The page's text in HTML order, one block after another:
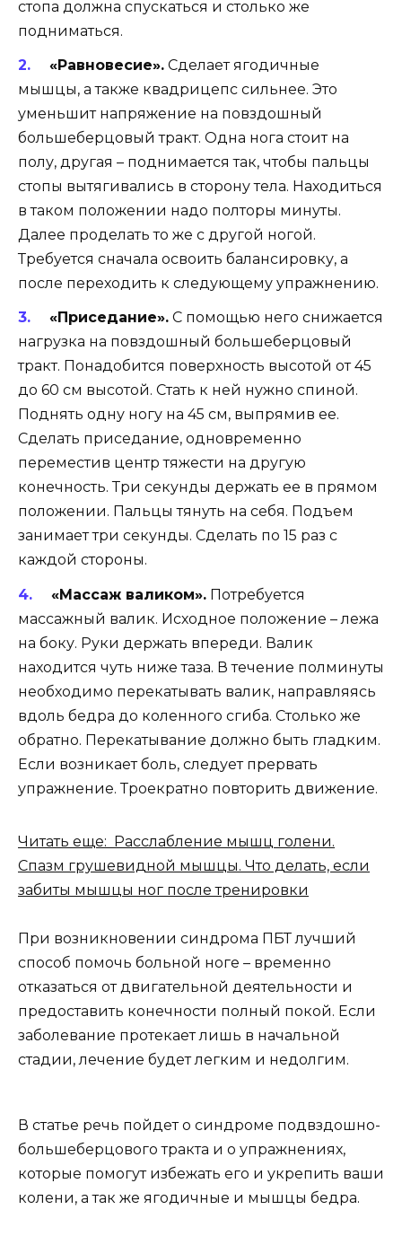
стопа должна спускаться и столько же
подниматься.
«Равновесие».Сделает ягодичные
мышцы, а также квадрицепс сильнее. Это
уменьшит напряжение на повздошный
большеберцовый тракт. Одна нога стоит на
полу, другая – поднимается так, чтобы пальцы
стопы вытягивались в сторону тела. Находиться
в таком положении надо полторы минуты.
Далее проделать то же с другой ногой.
Требуется сначала освоить балансировку, а
после переходить к следующему упражнению.
«Приседание».С помощью него снижается
нагрузка на повздошный большеберцовый
тракт. Понадобится поверхность высотой от 45
до 60 см высотой. Стать к ней нужно спиной.
Поднять одну ногу на 45 см, выпрямив ее.
Сделать приседание, одновременно
переместив центр тяжести на другую
конечность. Три секунды держать ее в прямом
положении. Пальцы тянуть на себя. Подъем
занимает три секунды. Сделать по 15 раз с
каждой стороны.
«Массаж валиком».Потребуется
массажный валик. Исходное положение – лежа
на боку. Руки держать впереди. Валик
находится чуть ниже таза. В течение полминуты
необходимо перекатывать валик, направляясь
вдоль бедра до коленного сгиба. Столько же
обратно. Перекатывание должно быть гладким.
Если возникает боль, следует прервать
упражнение. Троекратно повторить движение.
Читать еще: Расслабление мышц голени.
Спазм грушевидной мышцы. Что делать, если
забиты мышцы ног после тренировки
При возникновении синдрома ПБТ лучший
способ помочь больной ноге – временно
отказаться от двигательной деятельности и
предоставить конечности полный покой. Если
заболевание протекает лишь в начальной
стадии, лечение будет легким и недолгим.
В статье речь пойдет о синдроме подвздошно-
большеберцового тракта и о упражнениях,
которые помогут избежать его и укрепить ваши
колени, а так же ягодичные и мышцы бедра.